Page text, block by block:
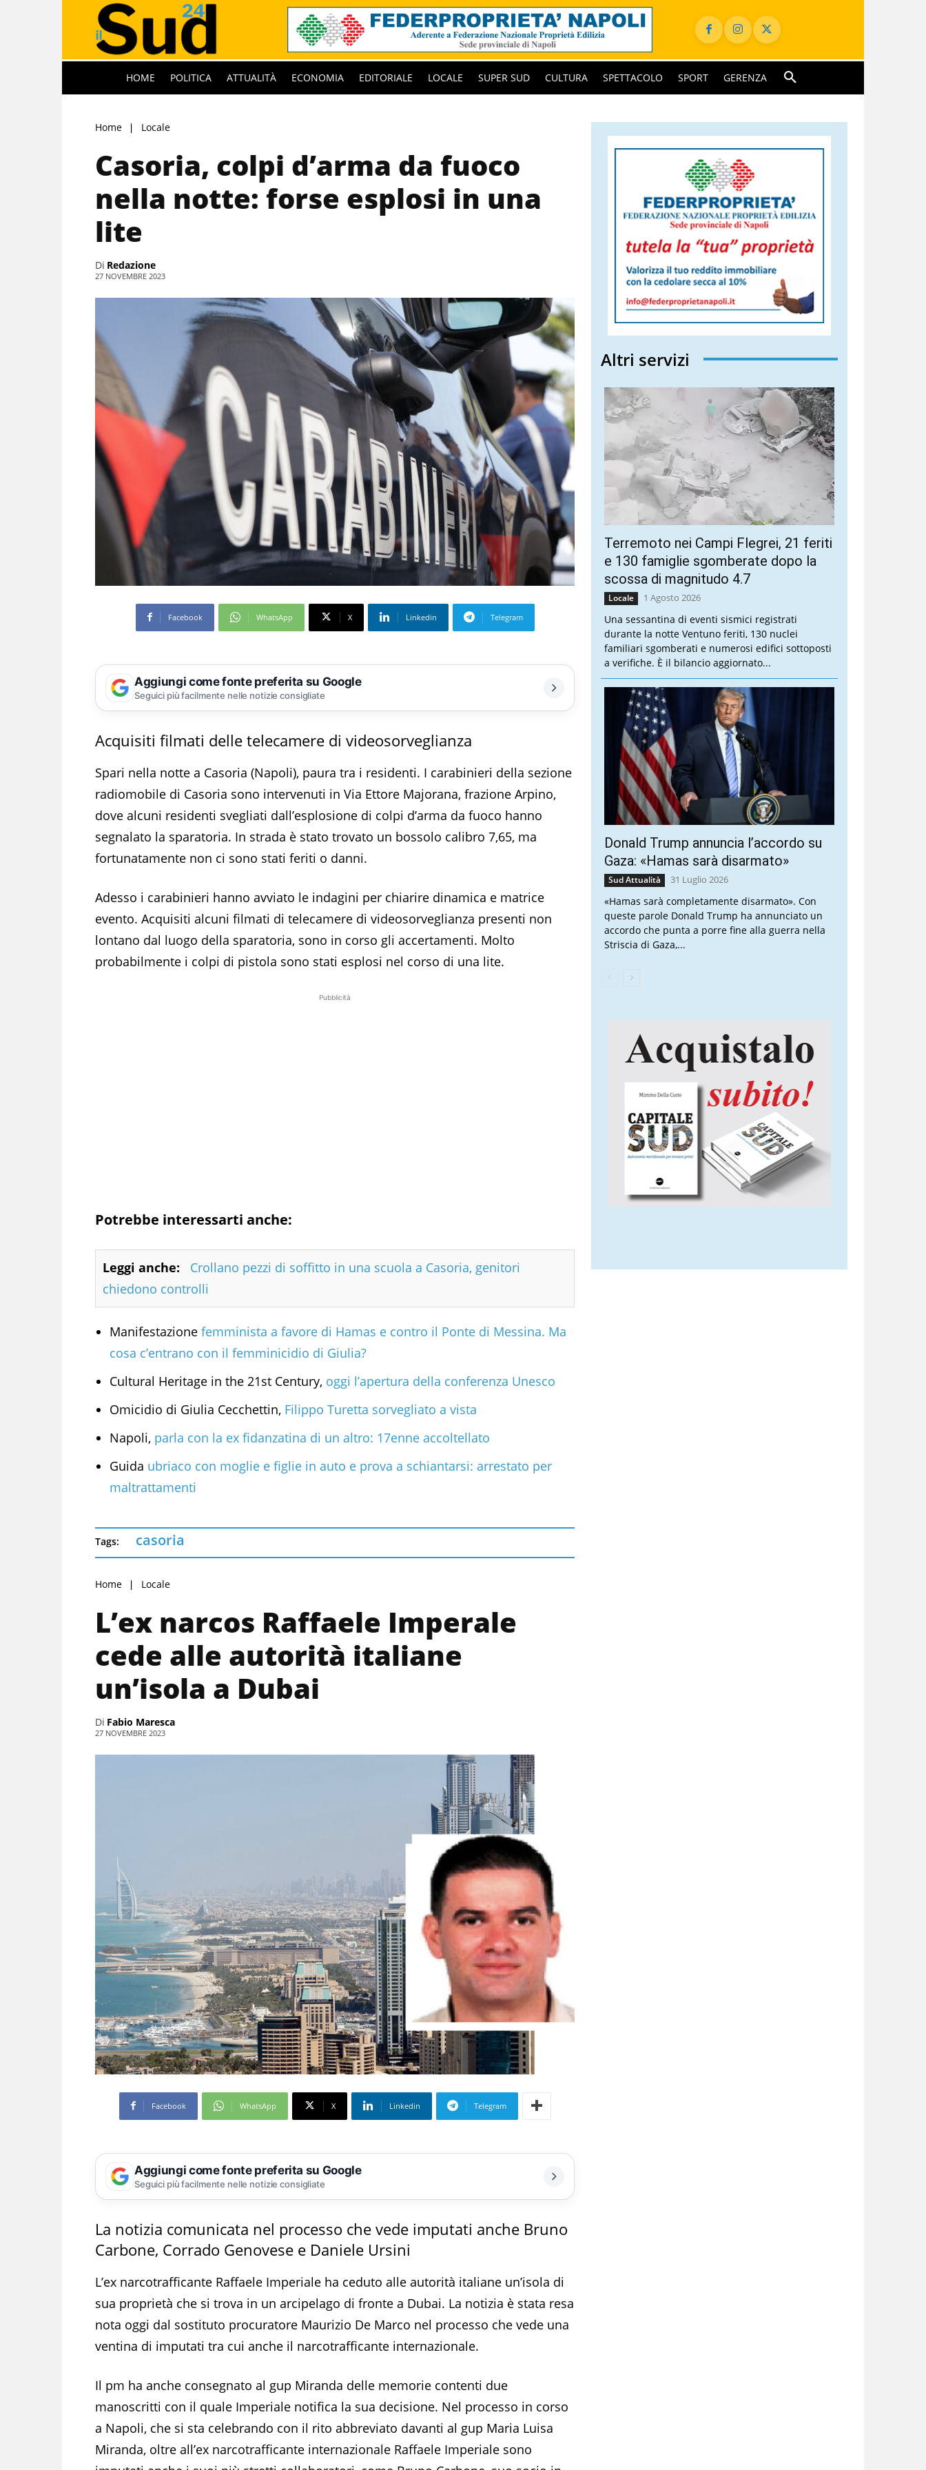
HOME POLITICA ATTUALITÀ ECONOMIA EDITORIALE LOCALE SUPER SUD CULTURA SPETTACOLO SPORT GERENZA
Home Locale
Casoria, colpi d’arma da fuoco
nella notte: forse esplosi in una
lite
Di Redazione
27 NOVEMBRE 2023
Facebook WhatsApp X Linkedin Telegram
Aggiungi come fonte preferita su Google
Seguici più facilmente nelle notizie consigliate
Acquisiti filmati delle telecamere di videosorveglianza
Spari nella notte a Casoria (Napoli), paura tra i residenti. I carabinieri della sezione
radiomobile di Casoria sono intervenuti in Via Ettore Majorana, frazione Arpino,
dove alcuni residenti svegliati dall’esplosione di colpi d’arma da fuoco hanno
segnalato la sparatoria. In strada è stato trovato un bossolo calibro 7,65, ma
fortunatamente non ci sono stati feriti o danni.
Adesso i carabinieri hanno avviato le indagini per chiarire dinamica e matrice
evento. Acquisiti alcuni filmati di telecamere di videosorveglianza presenti non
lontano dal luogo della sparatoria, sono in corso gli accertamenti. Molto
probabilmente i colpi di pistola sono stati esplosi nel corso di una lite.
Pubblicità
Potrebbe interessarti anche:
Leggi anche:
Crollano pezzi di soffitto in una scuola a Casoria, genitori
chiedono controlli
Manifestazione femminista a favore di Hamas e contro il Ponte di Messina. Ma
cosa c’entrano con il femminicidio di Giulia?
Cultural Heritage in the 21st Century, oggi l’apertura della conferenza Unesco
Omicidio di Giulia Cecchettin, Filippo Turetta sorvegliato a vista
Napoli, parla con la ex fidanzatina di un altro: 17enne accoltellato
Guida ubriaco con moglie e figlie in auto e prova a schiantarsi: arrestato per
maltrattamenti
Tags: casoria
Home Locale
L’ex narcos Raffaele Imperale
cede alle autorità italiane
un’isola a Dubai
Di Fabio Maresca
27 NOVEMBRE 2023
Facebook WhatsApp X Linkedin Telegram
Aggiungi come fonte preferita su Google
Seguici più facilmente nelle notizie consigliate
La notizia comunicata nel processo che vede imputati anche Bruno
Carbone, Corrado Genovese e Daniele Ursini
L’ex narcotrafficante Raffaele Imperiale ha ceduto alle autorità italiane un’isola di
sua proprietà che si trova in un arcipelago di fronte a Dubai. La notizia è stata resa
nota oggi dal sostituto procuratore Maurizio De Marco nel processo che vede una
ventina di imputati tra cui anche il narcotrafficante internazionale.
Il pm ha anche consegnato al gup Miranda delle memorie contenti due
manoscritti con il quale Imperiale notifica la sua decisione. Nel processo in corso
a Napoli, che si sta celebrando con il rito abbreviato davanti al gup Maria Luisa
Miranda, oltre all’ex narcotrafficante internazionale Raffaele Imperiale sono
Altri servizi
Terremoto nei Campi Flegrei, 21 feriti
e 130 famiglie sgomberate dopo la
scossa di magnitudo 4.7
Locale 1 Agosto 2026
Una sessantina di eventi sismici registrati
durante la notte Ventuno feriti, 130 nuclei
familiari sgomberati e numerosi edifici sottoposti
a verifiche. È il bilancio aggiornato...
Donald Trump annuncia l’accordo su
Gaza: «Hamas sarà disarmato»
Sud Attualità 31 Luglio 2026
«Hamas sarà completamente disarmato». Con
queste parole Donald Trump ha annunciato un
accordo che punta a porre fine alla guerra nella
Striscia di Gaza,...